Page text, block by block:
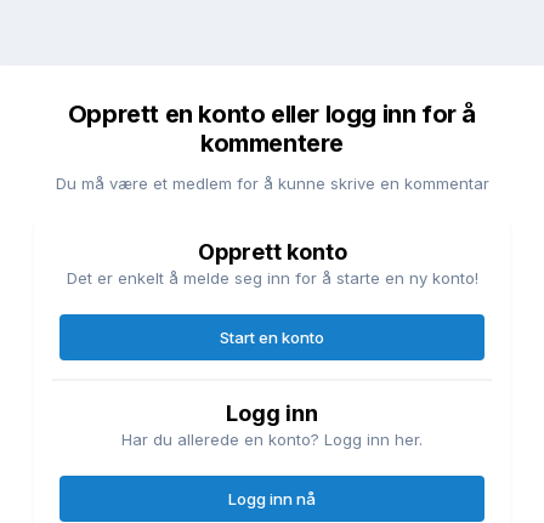
Opprett en konto eller logg inn for å
kommentere
Du må være et medlem for å kunne skrive en kommentar
Opprett konto
Det er enkelt å melde seg inn for å starte en ny konto!
Start en konto
Logg inn
Har du allerede en konto? Logg inn her.
Logg inn nå